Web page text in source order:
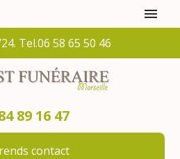
menu
Tel.06 58 65 50 46
89 16 47
contact